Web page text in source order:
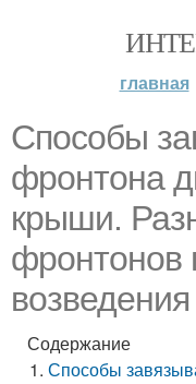
главная
Способы
фронтона
крыши.
фронтонов
возведения
Содержание
Способы